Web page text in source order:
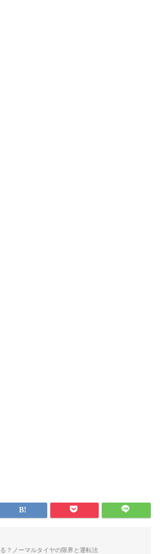
？ノーマルタイヤの限界と運転法